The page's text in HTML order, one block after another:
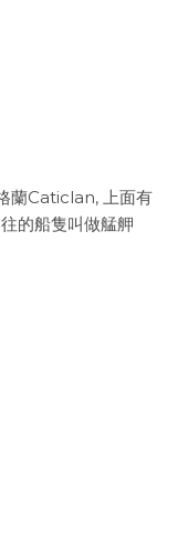
蘭Caticlan, 上面有
的船隻叫做艋舺